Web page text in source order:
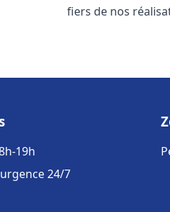
fiers de nos
19h
24/7